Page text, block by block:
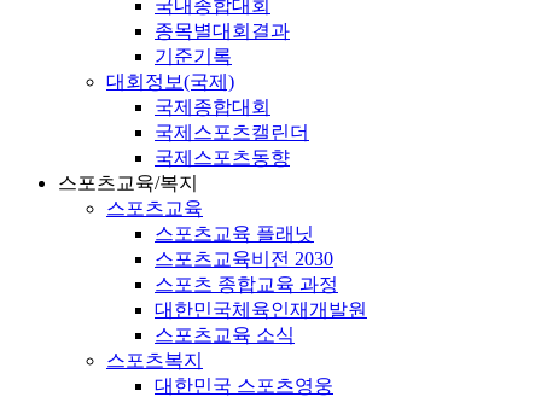
국내종합대회
종목별대회결과
기준기록
대회정보(국제)
국제종합대회
국제스포츠캘린더
국제스포츠동향
스포츠교육/복지
스포츠교육
스포츠교육 플래닛
스포츠교육비전 2030
스포츠 종합교육 과정
대한민국체육인재개발원
스포츠교육 소식
스포츠복지
대한민국 스포츠영웅